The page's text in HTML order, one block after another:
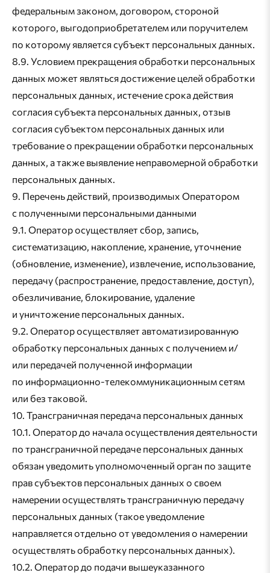
федеральным законом, договором, стороной
которого, выгодоприобретателем или поручителем
по которому является субъект персональных данных.
8.9. Условием прекращения обработки персональных
данных может являться достижение целей обработки
персональных данных, истечение срока действия
согласия субъекта персональных данных, отзыв
согласия субъектом персональных данных или
требование о прекращении обработки персональных
данных, а также выявление неправомерной обработки
персональных данных.
9. Перечень действий, производимых Оператором
с полученными персональными данными
9.1. Оператор осуществляет сбор, запись,
систематизацию, накопление, хранение, уточнение
(обновление, изменение), извлечение, использование,
передачу (распространение, предоставление, доступ),
обезличивание, блокирование, удаление
и уничтожение персональных данных.
9.2. Оператор осуществляет автоматизированную
обработку персональных данных с получением и/
или передачей полученной информации
по информационно-телекоммуникационным сетям
или без таковой.
10. Трансграничная передача персональных данных
10.1. Оператор до начала осуществления деятельности
по трансграничной передаче персональных данных
обязан уведомить уполномоченный орган по защите
прав субъектов персональных данных о своем
намерении осуществлять трансграничную передачу
персональных данных (такое уведомление
направляется отдельно от уведомления о намерении
осуществлять обработку персональных данных).
10.2. Оператор до подачи вышеуказанного